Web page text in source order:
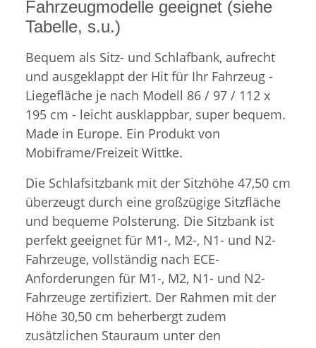
Fahrzeugmodelle geeignet (siehe
Tabelle, s.u.)
Bequem als Sitz- und Schlafbank, aufrecht
und ausgeklappt der Hit für Ihr Fahrzeug -
Liegefläche je nach Modell 86 / 97 / 112 x
195 cm - leicht ausklappbar, super bequem.
Made in Europe. Ein Produkt von
Mobiframe/Freizeit Wittke.
Die Schlafsitzbank mit der Sitzhöhe 47,50 cm
überzeugt durch eine großzügige Sitzfläche
und bequeme Polsterung. Die Sitzbank ist
perfekt geeignet für M1-, M2-, N1- und N2-
Fahrzeuge, vollständig nach ECE-
Anforderungen für M1-, M2, N1- und N2-
Fahrzeuge zertifiziert. Der Rahmen mit der
Höhe 30,50 cm beherbergt zudem
zusätzlichen Stauraum unter den